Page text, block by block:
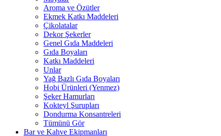
Aroma ve Özütler
Ekmek Katkı Maddeleri
Çikolatalar
Dekor Şekerler
Genel Gıda Maddeleri
Gıda Boyaları
Katkı Maddeleri
Unlar
Yağ Bazlı Gıda Boyaları
Hobi Ürünleri (Yenmez)
Şeker Hamurları
Kokteyl Şurupları
Dondurma Konsantreleri
Tümünü Gör
Bar ve Kahve Ekipmanları